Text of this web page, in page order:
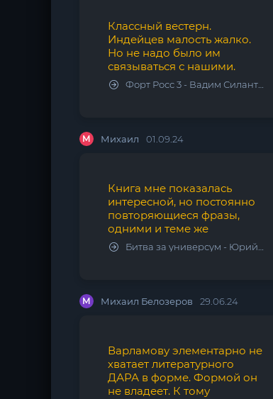
Классный вестерн.
Индейцев малость жалко.
Но не надо было им
связываться с нашими.
Форт Росс 3 - Вадим Силантьев
М Михаил 01.09.24
Книга мне показалась
интересной, но постоянно
повторяющиеся фразы,
одними и теме же
Битва за универсум - Юрий Тарарев, Александр Тарарев
М Михаил Белозеров 29.06.24
Варламову элементарно не
хватает литературного
ДАРА в форме. Формой он
не владеет. К тому